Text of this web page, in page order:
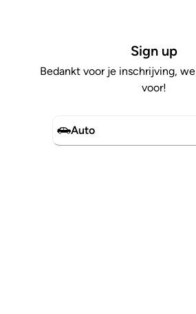
Sign up
Bedankt voor je inschrijving,
voor!
Auto